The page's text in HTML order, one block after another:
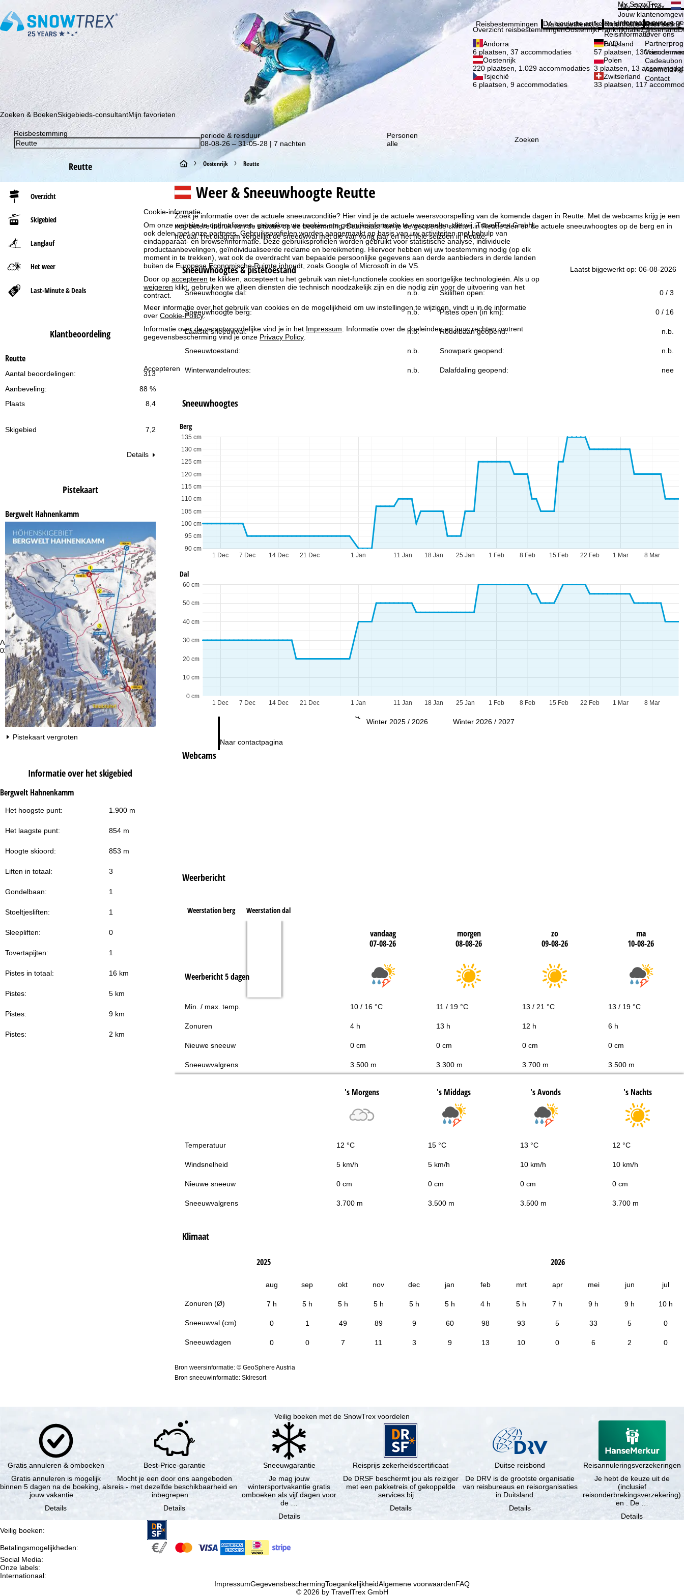
Cookie-informatie
Om onze website te optimaliseren, gebruiken we cookies om gebruiksinformatie te verzamelen, die wij, TravelTrex GmbH,
ook delen met onze partners. Gebruiksprofielen worden aangemaakt op basis van uw activiteiten met behulp van
eindapparaat- en browserinformatie. Deze gebruiksprofielen worden gebruikt voor statistische analyse, individuele
productaanbevelingen, geïndividualiseerde reclame en bereikmeting. Hiervoor hebben wij uw toestemming nodig (op elk
moment in te trekken), wat ook de overdracht van bepaalde persoonlijke gegevens aan derde aanbieders in derde landen
buiten de Europese Economische Ruimte inhoudt, zoals Google of Microsoft in de VS.
Door op accepteren te klikken, accepteert u het gebruik van niet-functionele cookies en soortgelijke technologieën. Als u op
weigeren klikt, gebruiken we alleen diensten die technisch noodzakelijk zijn en die nodig zijn voor de uitvoering van het
contract.
Meer informatie over het gebruik van cookies en de mogelijkheid om uw instellingen te wijzigen, vindt u in de informatie
over Cookie-Policy.
Informatie over de verantwoordelijke vind je in het Impressum . Informatie over de doeleinden en jouw rechten omtrent
gegevensbescherming vind je onze Privacy Policy
Accepteren
Advies
020 713 9190 of +4922188828373
Openingstijden
09:00-14:00
Naar contactpagina
Advies
Schrijf je in voor onze nieuwsbrief en wees als eerste op de hoogte van onze kortingsacties!
My SnowTrex
My SnowTrex
Jouw
informatie over je
Reisbestemmingen
Overzicht reisbestemmingenOostenrijkFrankrijkItaliëZwitserland
Andorra
6 plaatsen, 37 accommodaties
Duitsland
57 plaatsen, 130
Oostenrijk
220 plaatsen, 1.029 accommodaties
Polen
3 plaatsen, 13
Tsjechië
6 plaatsen, 9 accommodaties
Zwitserland
33 plaatsen, 117
Vakantiethema's
De nieuwste artikelen in ons magazine
Informatie
Reisinformatie
Reisinformatie
FAQ
Het bedrijf
Over ons
Over ons
Cadeaubon
Contact
Zoeken & BoekenSkigebieds-consultantMijn favorieten
Reisbestemming
periode & reisduur
08-08-26 – 31-05-28 | 7 nachten
Personen
alle
Zoeken
Reutte
Overzicht
Skigebied
Langlauf
Het weer
Last-Minute & Deals
Klantbeoordeling
Reutte
313
Aantal beoordelingen:
88 %
Aanbeveling:
Plaats
8,4
Skigebied 7,2
Details
Pistekaart
Bergwelt Hahnenkamm
Pistekaart vergroten
Informatie over het skigebied
Bergwelt Hahnenkamm
Het hoogste punt: 1.900 m
Het laagste punt: 854 m
Hoogte skioord: 853 m
Liften in totaal: 3
Gondelbaan: 1
Stoeltjesliften: 1
Sleepliften: 0
Tovertapijten: 1
Pistes in totaal: 16 km
Pistes: 5 km
Pistes: 9 km
Pistes: 2 km
S
t
r
t
p
a
g
i
n
a
Oostenrijk Reutte
Weer & Sneeuwhoogte Reutte
Zoek je informatie over de actuele sneeuwconditie? Hier vind je de actuele weersvoorspelling van de komende dagen in Reutte. Met de webcams krijg je een
nog betere indruk van de situatie op de bestemming. Daarnaast kun je de geopende skiliften in Reutte zien en de actuele sneeuwhoogtes op de berg en in
het dal. Het diagram vergelijkt de sneeuwval met die van vorig jaar en het hele seizoen in Reutte.
Sneeuwhoogtes & pistetoestand Laatst bijgewerkt op: 06-08-2026
Sneeuwhoogte dal: n.b. Skiliften open: 0 / 3
Sneeuwhoogte berg: n.b. Pistes open (in km): 0 / 16
Laatste sneeuwval: n.b. Rodelbaan geopend: n.b.
Sneeuwtoestand: n.b. Snowpark geopend: n.b.
Winterwandelroutes: n.b. Dalafdaling geopend: nee
Sneeuwhoogtes
Berg
1 Dec 1 Jan 1 Feb 1 Mar
7 Dec 14 Dec 21 Dec 11 Jan 18 Jan 25 Jan 8 Feb 15 Feb 22 Feb 8 Mar
90 cm
95 cm
100 cm
105 cm
110 cm
115 cm
120 cm
125 cm
130 cm
135 cm
Dal
1 Dec 1 Jan 1 Feb 1 Mar
7 Dec 14 Dec 21 Dec 11 Jan 18 Jan 25 Jan 8 Feb 15 Feb 22 Feb 8 Mar
0 cm
10 cm
20 cm
30 cm
40 cm
50 cm
60 cm
Winter 2025 / 2026 Winter 2026 / 2027
Webcams
Weerbericht
Weerstation berg Weerstation dal
vandaag
07-08-26
morgen
08-08-26
zo
09-08-26
ma
10-08-26
Weerbericht 5 dagen
Min. / max. temp. 10 / 16 °C 11 / 19 °C 13 / 21 °C 13 / 19 °C
Zonuren 4 h 13 h 12 h 6 h
Nieuwe sneeuw 0 cm 0 cm 0 cm 0 cm
Sneeuwvalgrens 3.500 m 3.300 m 3.700 m 3.500 m
's Morgens 's Middags 's Avonds 's Nachts
Temperatuur 12 °C 15 °C 13 °C 12 °C
Windsnelheid 5 km/h 5 km/h 10 km/h 10 km/h
Nieuwe sneeuw 0 cm 0 cm 0 cm 0 cm
Sneeuwvalgrens 3.700 m 3.500 m 3.500 m 3.700 m
Klimaat
Zonuren (Ø)
Sneeuwval (cm)
Sneeuwdagen
2025 2026
aug sep okt nov dec jan feb mrt apr mei jun jul
7 h 5 h 5 h 5 h 5 h 5 h 4 h 5 h 7 h 9 h 9 h 10 h
0 1 49 89 9 60 98 93 5 33 5 0
0 0 7 11 3 9 13 10 0 6 2 0
Bron weersinformatie: © GeoSphere Austria
Bron sneeuwinformatie: Skiresort
Veilig boeken met de SnowTrex voordelen
Gratis annuleren & omboeken
Gratis annuleren is mogelijk
binnen 5 dagen na de boeking, als
jouw vakantie …
Details
Best-Price-garantie
Mocht je een door ons aangeboden
reis - met dezelfde beschikbaarheid en
inbegrepen …
Details
Sneeuwgarantie
Je mag jouw
wintersportvakantie gratis
omboeken als vijf dagen voor
de …
Details
Reisprijs zekerheidscertificaat
De DRSF beschermt jou als reiziger
met een pakketreis of gekoppelde
services bij …
Details
Duitse reisbond
De DRV is de grootste organisatie
van reisbureaus en reisorganisaties
in Duitsland. …
Details
Reisannuleringsverzekeringen
Je hebt de keuze uit de
(inclusief
reisonderbrekingsverzekering)
en . De …
Details
Veilig boeken:
Betalingsmogelijkheden:
Social Media:
Onze labels:
Internationaal:
ImpressumGegevensbeschermingToegankelijkheidAlgemene voorwaardenFAQ
© 2026 by TravelTrex GmbH